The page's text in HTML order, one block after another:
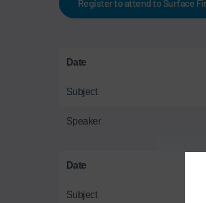
Register to attend to Surface
Date
Subject
Speaker
Date
Subject